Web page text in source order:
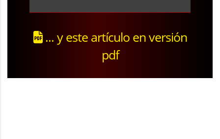
... y este artículo en versión
pdf